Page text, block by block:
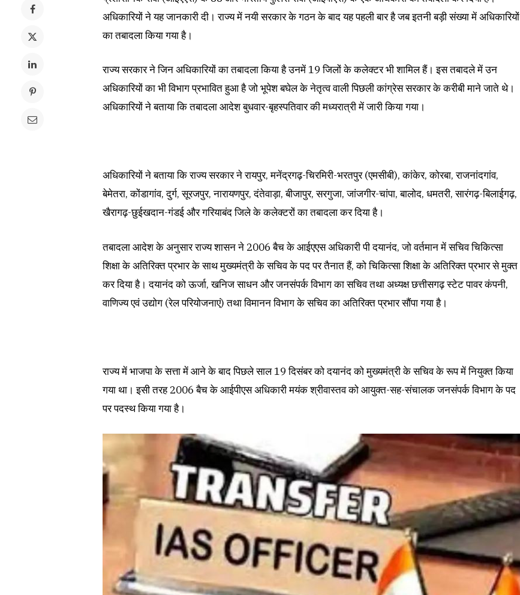
अधिकारियों ने यह जानकारी दी। राज्य में नयी सरकार के गठन के बाद यह पहली बार है जब इतनी बड़ी संख्या में अधिकारियों
का तबादला किया गया है।
राज्य सरकार ने जिन अधिकारियों का तबादला किया है उनमें 19 जिलों के कलेक्टर भी शामिल हैं। इस तबादले में उन
अधिकारियों का भी विभाग प्रभावित हुआ है जो भूपेश बघेल के नेतृत्व वाली पिछली कांग्रेस सरकार के करीबी माने जाते थे।
अधिकारियों ने बताया कि तबादला आदेश बुधवार-बृहस्पतिवार की मध्यरात्री में जारी किया गया।
अधिकारियों ने बताया कि राज्य सरकार ने रायपुर, मनेंद्रगढ़-चिरमिरी-भरतपुर (एमसीबी), कांकेर, कोरबा, राजनांदगांव,
बेमेतरा, कोंडागांव, दुर्ग, सूरजपुर, नारायणपुर, दंतेवाड़ा, बीजापुर, सरगुजा, जांजगीर-चांपा, बालोद, धमतरी, सारंगढ़-बिलाईगढ़,
खैरागढ़-छुईखदान-गंडई और गरियाबंद जिले के कलेक्टरों का तबादला कर दिया है।
तबादला आदेश के अनुसार राज्य शासन ने 2006 बैच के आईएएस अधिकारी पी दयानंद, जो वर्तमान में सचिव चिकित्सा
शिक्षा के अतिरिक्त प्रभार के साथ मुख्यमंत्री के सचिव के पद पर तैनात हैं, को चिकित्सा शिक्षा के अतिरिक्त प्रभार से मुक्त
कर दिया है। दयानंद को ऊर्जा, खनिज साधन और जनसंपर्क विभाग का सचिव तथा अध्यक्ष छत्तीसगढ़ स्टेट पावर कंपनी,
वाणिज्य एवं उद्योग (रेल परियोजनाएं) तथा विमानन विभाग के सचिव का अतिरिक्त प्रभार सौंपा गया है।
राज्य में भाजपा के सत्ता में आने के बाद पिछले साल 19 दिसंबर को दयानंद को मुख्यमंत्री के सचिव के रूप में नियुक्त किया
गया था। इसी तरह 2006 बैच के आईपीएस अधिकारी मयंक श्रीवास्तव को आयुक्त-सह-संचालक जनसंपर्क विभाग के पद
पर पदस्थ किया गया है।